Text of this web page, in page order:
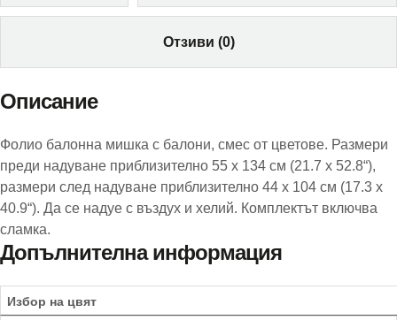
Отзиви (0)
Описание
Фолио балонна мишка с балони, смес от цветове. Размери
преди надуване приблизително 55 x 134 см (21.7 x 52.8“),
размери след надуване приблизително 44 x 104 см (17.3 x
40.9“). Да се надуе с въздух и хелий. Комплектът включва
сламка.
Допълнителна информация
Избор на цвят